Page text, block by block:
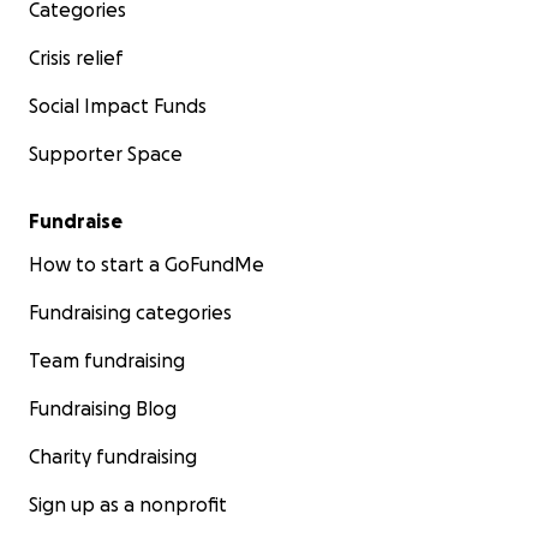
Kindergartengruppe benötigen.
Categories
Crisis relief
Social Impact Funds
Supporter Space
Fundraise
How to start a GoFundMe
Fundraising categories
Team fundraising
Fundraising Blog
Charity fundraising
Sign up as a nonprofit